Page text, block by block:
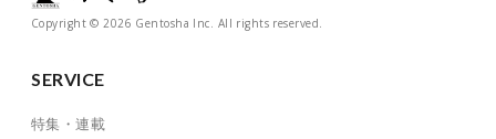
Copyright © 2026 Gentosha Inc. All rights reserved.
SERVICE
特集・連載